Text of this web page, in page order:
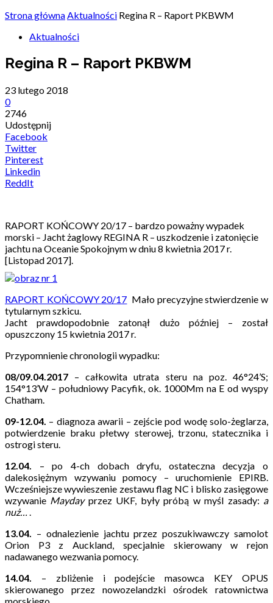
Strona głównaAktualności Regina R – Raport PKBWM
Aktualności
Regina R – Raport PKBWM
23 lutego 2018
0
2746
Udostępnij
Facebook
Twitter
Pinterest
Linkedin
ReddIt
RAPORT KOŃCOWY 20/17 – bardzo poważny wypadek
morski – Jacht żaglowy REGINA R – uszkodzenie i zatonięcie
jachtu na Oceanie Spokojnym w dniu 8 kwietnia 2017 r.
[Listopad 2017].
RAPORT KOŃCOWY 20/17 Mało precyzyjne stwierdzenie w
tytularnym szkicu.
Jacht prawdopodobnie zatonął dużo później – został
opuszczony 15 kwietnia 2017 r.
Przypomnienie chronologii wypadku:
08/09.04.2017 – całkowita utrata steru na poz. 46°24’S;
154°13’W – południowy Pacyfik, ok. 1000Mm na E od wyspy
Chatham.
09-12.04. – diagnoza awarii – zejście pod wodę solo-żeglarza,
potwierdzenie braku płetwy sterowej, trzonu, statecznika i
ostrogi steru.
12.04. – po 4-ch dobach dryfu, ostateczna decyzja o
dalekosiężnym wzywaniu pomocy – uruchomienie EPIRB.
Wcześniejsze wywieszenie zestawu flag NC i blisko zasięgowe
wzywanie Mayday przez UKF, były próbą w myśl zasady: a
nuż… .
13.04. – odnalezienie jachtu przez poszukiwawczy samolot
Orion P3 z Auckland, specjalnie skierowany w rejon
nadawanego wezwania pomocy.
14.04. – zbliżenie i podejście masowca KEY OPUS
skierowanego przez nowozelandzki ośrodek ratownictwa